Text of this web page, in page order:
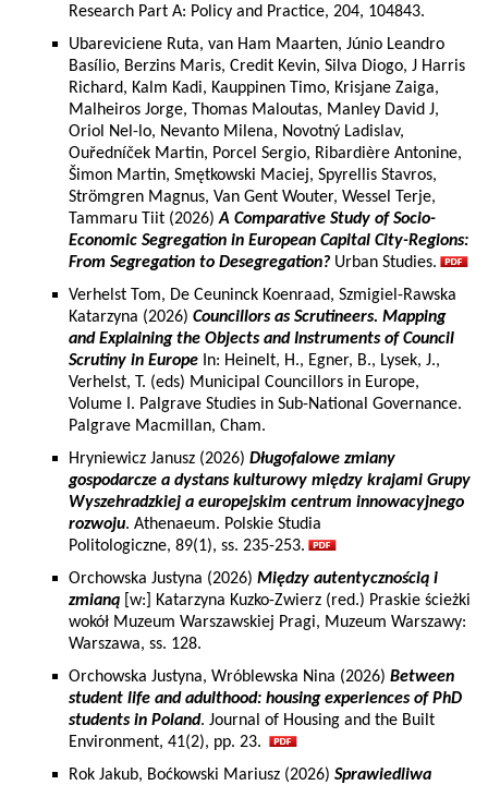
Research Part A: Policy and Practice, 204, 104843.
Ubareviciene Ruta, van Ham Maarten, Júnio Leandro
Basílio, Berzins Maris, Credit Kevin, Silva Diogo, J Harris
Richard, Kalm Kadi, Kauppinen Timo, Krisjane Zaiga,
Malheiros Jorge, Thomas Maloutas, Manley David J,
Oriol Nel-lo, Nevanto Milena, Novotný Ladislav,
Ouředníček Martin, Porcel Sergio, Ribardière Antonine,
Šimon Martin, Smętkowski Maciej, Spyrellis Stavros,
Strömgren Magnus, Van Gent Wouter, Wessel Terje,
Tammaru Tiit (2026)A Comparative Study of Socio-
Economic Segregation in European Capital City-Regions:
From Segregation to Desegregation? Urban Studies.
Verhelst Tom, De Ceuninck Koenraad, Szmigiel-Rawska
Katarzyna (2026) Councillors as Scrutineers. Mapping
and Explaining the Objects and Instruments of Council
Scrutiny in Europe In: Heinelt, H., Egner, B., Lysek, J.,
Verhelst, T. (eds) Municipal Councillors in Europe,
Volume I. Palgrave Studies in Sub-National Governance.
Palgrave Macmillan, Cham.
Hryniewicz Janusz (2026) Długofalowe zmiany
gospodarcze a dystans kulturowy między krajami Grupy
Wyszehradzkiej a europejskim centrum innowacyjnego
rozwoju. Athenaeum. Polskie Studia
Politologiczne, 89(1), ss. 235-253.
Orchowska Justyna (2026) Między autentycznością i
zmianą [w:] Katarzyna Kuzko-Zwierz (red.) Praskie ścieżki
wokół Muzeum Warszawskiej Pragi, Muzeum Warszawy:
Warszawa, ss. 128.
Orchowska Justyna, Wróblewska Nina (2026) Between
student life and adulthood: housing experiences of PhD
students in Poland. Journal of Housing and the Built
Environment, 41(2), pp. 23.
Rok Jakub, Boćkowski Mariusz (2026) Sprawiedliwa